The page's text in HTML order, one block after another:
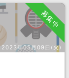
募集中
2023年05月09日(火)